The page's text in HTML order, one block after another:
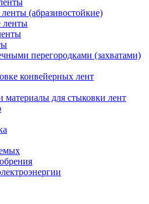
(абразивостойкие)
ленты
перегородками (захватами)
конвейерных лент
материалы для стыковки лент